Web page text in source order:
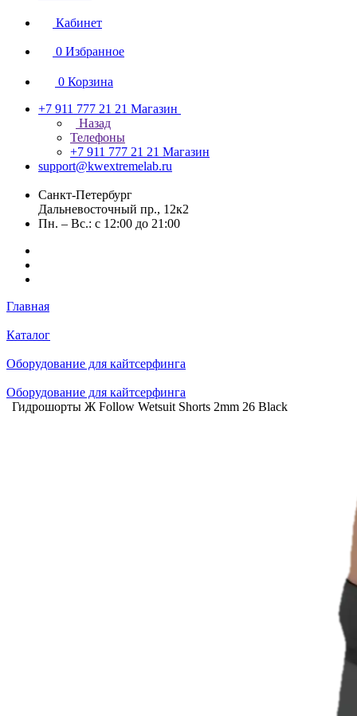
Кабинет
0 Избранное
0 Корзина
+7 911 777 21 21 Магазин
Назад
Телефоны
+7 911 777 21 21 Магазин
support@kwextremelab.ru
Санкт-Петербург
Дальневосточный пр., 12к2
Пн. – Вс.: с 12:00 до 21:00
Главная
Каталог
Оборудование для кайтсерфинга
Оборудование для кайтсерфинга
Гидрошорты Ж Follow Wetsuit Shorts 2mm 26 Black